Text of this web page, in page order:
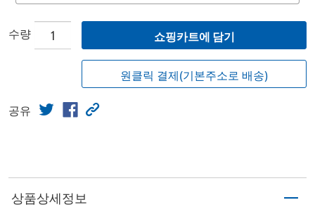
수량 쇼핑카트에 담기
원클릭 결제(기본주소로 배송)
공유
상품상세정보